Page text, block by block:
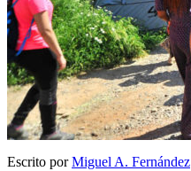
Escrito porMiguel A. Fernández